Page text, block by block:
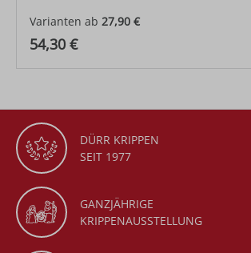
Varianten ab 27,90 €
Regulärer Preis:
54,30 €
DÜRR KRIPPEN
SEIT 1977
GANZJÄHRIGE
KRIPPENAUSSTELLUNG